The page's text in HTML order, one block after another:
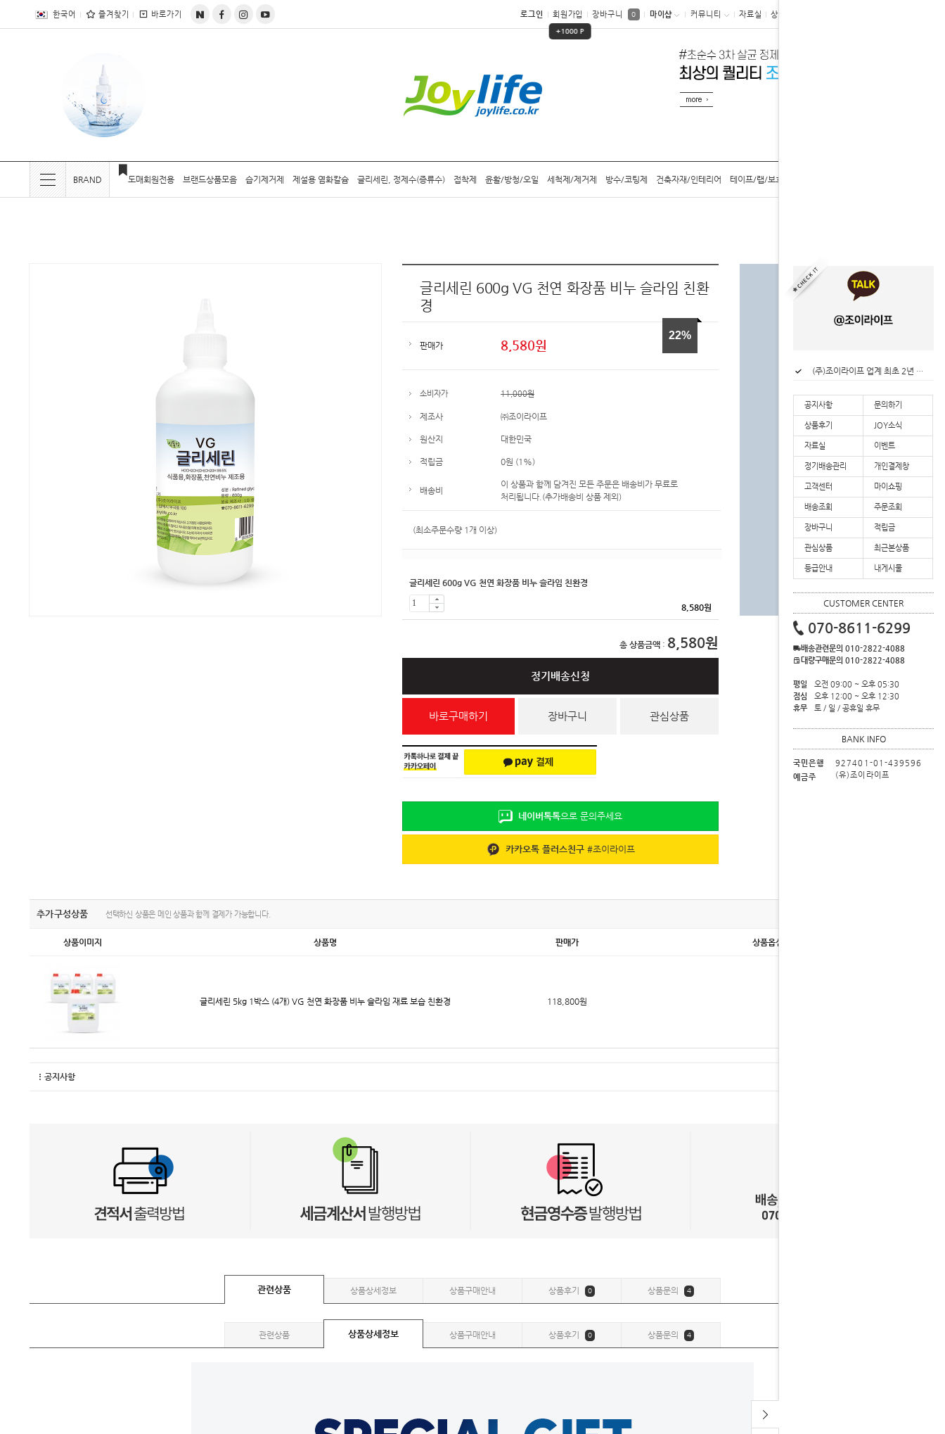
한국어 즐겨찾기 바로가기 로그인 회원가입
+1000 P
장바구니 0 마이샵 커뮤니티 자료실 상품후기
BRAND 도매회원전용 브랜드상품모음 습기제거제 제설용 염화칼슘 글리세린, 정제수(증류수) 접착제 윤활/방청/오일 세척제/제거제 방수/코팅제 건축자재/인테리어 테이프/랩/보호구
글리세린 600g VG 천연 화장품 비누 슬라임 친환
경
22
판매가 8,580원
소비자가 11,000원
제조사 ㈜조이라이프
원산지 대한민국
적립금 0원 (1%)
배송비
이 상품과 함께 담겨진 모든 주문은 배송비가 무료로
처리됩니다.(추가배송비 상품 제외)
(최소주문수량 1개 이상)
글리세린 600g VG 천연 화장품 비누 슬라임 친환경
8,580원
총 상품금액 : 8,580
정기배송신청
바로구매하기 장바구니 관심상품
네이버톡톡으로 문의주세요
카카오톡 플러스친구#조이라이프
추가구성상품 선택하신 상품은 메인 상품과 함께 결제가 가능합니다.
상품이미지 상품명 판매가 상품옵션
글리세린 5kg 1박스 (4개) VG 천연 화장품 비누 슬라임 재료 보습 친환경 118,800원
공지사항
관련상품 상품상세정보 상품구매안내 상품후기 0 상품문의 4
관련상품 상품상세정보 상품구매안내 상품후기 0 상품문의 4
(주)조이라이프 할인혜택 안내
(주)조이라이프 업계 최초 2년 연속 대한민국 로하스 인증 획득
공지사항 문의하기
상품후기 JOY소식
자료실 이벤트
정기배송관리 개인결제창
고객센터 마이쇼핑
배송조회 주문조회
장바구니 적립금
관심상품 최근본상품
등급안내 내게시물
CUSTOMER CENTER
070-8611-6299
배송관련문의 010-2822-4088
대량구매문의 010-2822-4088
평일
오전 09:00 ~ 오후 05:30
점심
오후 12:00 ~ 오후 12:30
휴무
토 / 일 / 공휴일 휴무
BANK INFO
국민은행
927401-01-439596
예금주
(유)조이라이프